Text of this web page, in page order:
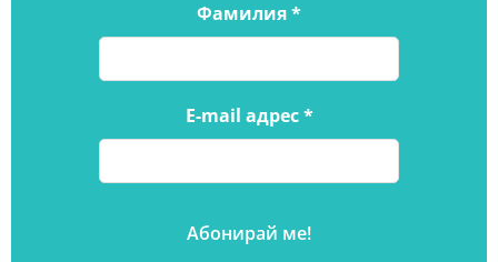
Фамилия*
E-mail адрес*